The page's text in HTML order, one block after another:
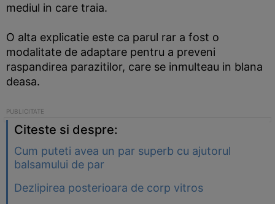
mediul in care traia.
O alta explicatie este ca parul rar a fost o
modalitate de adaptare pentru a preveni
raspandirea parazitilor, care se inmulteau in blana
deasa.
Citeste si despre:
Cum puteti avea un par superb cu ajutorul
balsamului de par
Dezlipirea posterioara de corp vitros